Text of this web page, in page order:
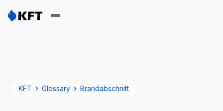
KFT Glossary Brandabschnitt